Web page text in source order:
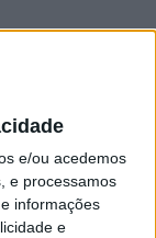
e/ou acedemos
e processamos
informações
e